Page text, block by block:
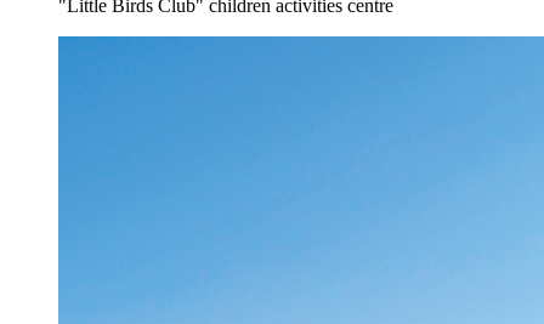
"Little Birds Club" children activities centre